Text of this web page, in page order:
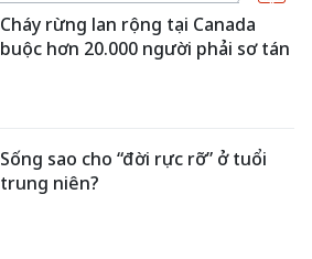
Cháy rừng lan rộng tại Canada
buộc hơn 20.000 người phải sơ tán
Sống sao cho “đời rực rỡ” ở tuổi
trung niên?